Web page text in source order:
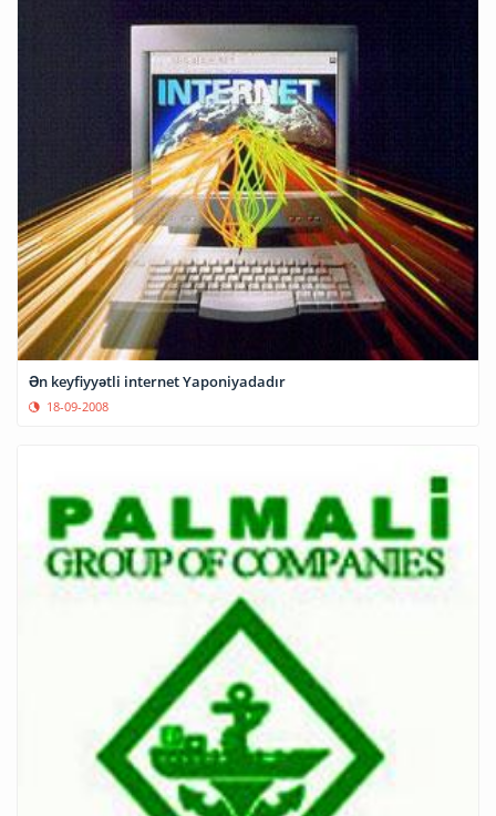
Ən keyfiyyətli internet Yaponiyadadır
18-09-2008